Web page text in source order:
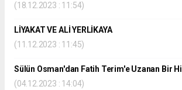
(18.12.2023 : 11:54)
LİYAKAT VE ALİ YERLİKAYA
(11.12.2023 : 11:45)
Sülün Osman'dan Fatih Terim'e Uzanan Bir
(04.12.2023 : 14:04)